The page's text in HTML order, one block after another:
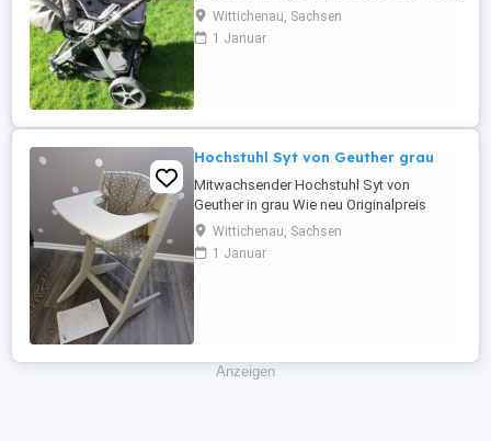
gut erhalten Kaufkriterium war damals,
dass der Kinderwagen aus Kunstleder ist
und somit unempfindlicher bei Regen. Inkl.
Kleine ...
Wittichenau, Sachsen
1 Januar
Hochstuhl Syt von Geuther grau
Mitwachsender Hochstuhl Syt von
Geuther in grau Wie neu Originalpreis
189,97 Euro Belastbarkeit 85 kg Inkl.
Spiel-/Essbrett und Sitzverkleinerer Bei
Bedarf kann die Babyliege Sit ``n Sleep
Wittichenau, Sachsen
1 Januar
Anzeigen